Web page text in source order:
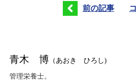
前の記事
青木 博 （あおき ひろし)
管理栄養士。